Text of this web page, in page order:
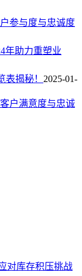
参与度与忠诚度
年助力重塑业
表揭秘！ 2025-01-
户满意度与忠诚
对库存积压挑战